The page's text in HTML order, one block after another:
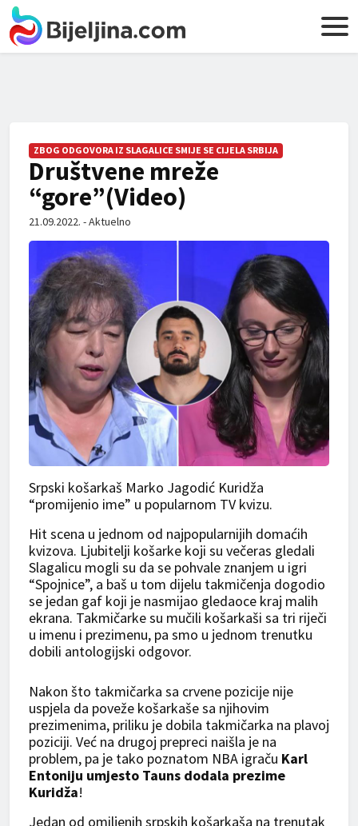
ZBOG ODGOVORA IZ SLAGALICE SMIJE SE CIJELA SRBIJA
Društvene mreže
“gore”(Video)
21.09.2022. - Aktuelno
Srpski košarkaš Marko Jagodić Kuridža
“promijenio ime” u popularnom TV kvizu.
Hit scena u jednom od najpopularnijih domaćih
kvizova. Ljubitelji košarke koji su večeras gledali
Slagalicu mogli su da se pohvale znanjem u igri
“Spojnice”, a baš u tom dijelu takmičenja dogodio
se jedan gaf koji je nasmijao gledaoce kraj malih
ekrana. Takmičarke su mučili košarkaši sa tri riječi
u imenu i prezimenu, pa smo u jednom trenutku
dobili antologijski odgovor.
Nakon što takmičarka sa crvene pozicije nije
uspjela da poveže košarkaše sa njihovim
prezimenima, priliku je dobila takmičarka na plavoj
poziciji. Već na drugoj prepreci naišla je na
problem, pa je tako poznatom NBA igraču Karl
Entoniju umjesto Tauns dodala prezime
Kuridža!
Jedan od omiljenih srpskih košarkaša na trenutak